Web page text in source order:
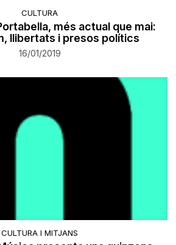
CULTURA
més actual que mai:
llibertats i presos polítics
16/01/2019
CULTURA I MITJANS